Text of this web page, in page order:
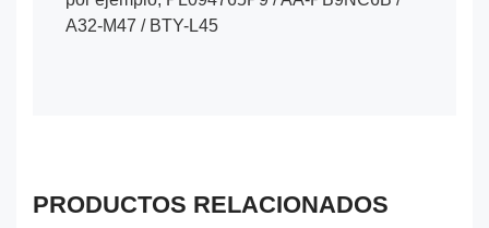
A32-M47 / BTY-L45
PRODUCTOS RELACIONADOS